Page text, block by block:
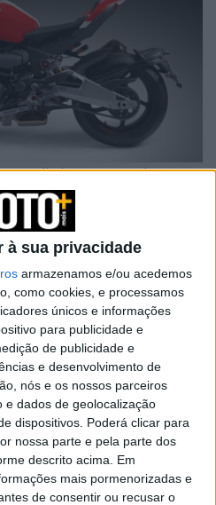
à sua privacidade
armazenamos e/ou acedemos
como cookies, e processamos
únicos e informações
para publicidade e
de publicidade e
e desenvolvimento de
nós e os nossos parceiros
e dados de geolocalização
dispositivos. Poderá clicar para
nossa parte e pela parte dos
descrito acima. Em
mais pormenorizadas e
de consentir ou recusar o
nos limitar neste artigo ao
braço oscilante e assumindo
dos tubos